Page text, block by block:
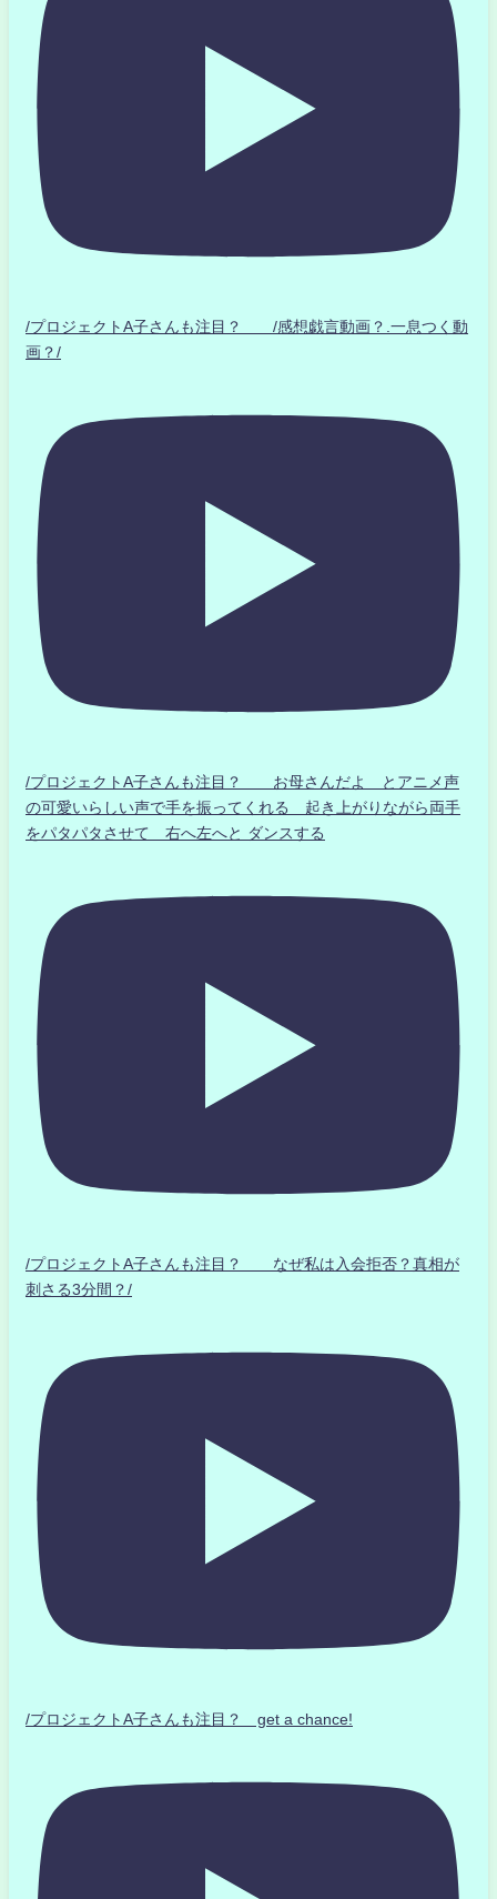
/プロジェクトA子さんも注目？ /感想戯言動画？.一息つく動
画？/
/プロジェクトA子さんも注目？ お母さんだよ とアニメ声
の可愛いらしい声で手を振ってくれる 起き上がりながら両手
をパタパタさせて 右へ左へと ダンスする
/プロジェクトA子さんも注目？ なぜ私は入会拒否？真相が
刺さる3分間？/
/プロジェクトA子さんも注目？ get a chance!